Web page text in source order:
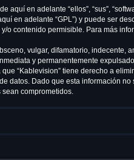
aquí en adelante “ellos”, “sus”,
en adelante “GPL”) y puede ser
o contenido permisible. Para más
vulgar, difamatorio, indecente,
y permanentemente
“Kablevision” tiene derecho a
datos. Dado que esta información
comprometidos.